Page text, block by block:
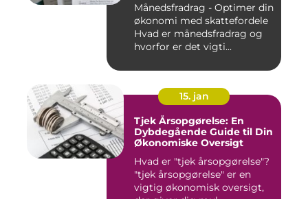
Månedsfradrag - Optimer din
økonomi med skattefordele
Hvad er månedsfradrag og
hvorfor er det vigti...
15. jan
Tjek Årsopgørelse: En
Dybdegående Guide til Din
Økonomiske Oversigt
Hvad er "tjek årsopgørelse"?
"tjek årsopgørelse" er en
vigtig økonomisk oversigt,